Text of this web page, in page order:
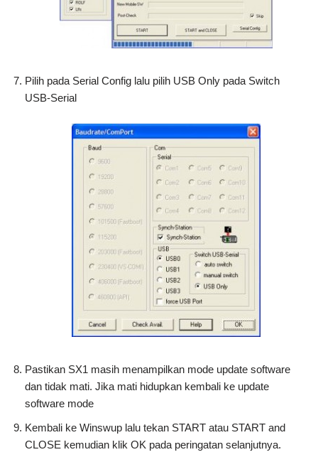
Pilih pada Serial Config lalu pilih USB Only pada Switch
USB-Serial
Pastikan SX1 masih menampilkan mode update software
dan tidak mati. Jika mati hidupkan kembali ke update
software mode
Kembali ke Winswup lalu tekan START atau START and
CLOSE kemudian klik OK pada peringatan selanjutnya.